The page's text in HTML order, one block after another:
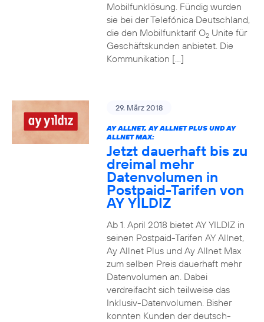
Mobilfunklösung. Fündig wurden
sie bei der Telefónica Deutschland,
die den Mobilfunktarif O2Unite für
Geschäftskunden anbietet. Die
Kommunikation […]
29. März 2018
AY ALLNET, AY ALLNET PLUS UND AY
ALLNET MAX:
Jetzt dauerhaft bis zu
dreimal mehr
Datenvolumen in
Postpaid-Tarifen von
AY YILDIZ
Ab 1. April 2018 bietet AY YILDIZ in
seinen Postpaid-Tarifen AY Allnet,
Ay Allnet Plus und Ay Allnet Max
zum selben Preis dauerhaft mehr
Datenvolumen an. Dabei
verdreifacht sich teilweise das
Inklusiv-Datenvolumen. Bisher
konnten Kunden der deutsch-